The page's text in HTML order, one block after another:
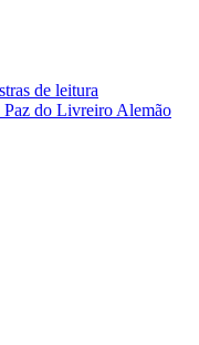
de leitura
Paz do Livreiro Alemão